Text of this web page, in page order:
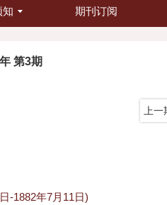
知 期刊订阅
第3期
上一
-1882年7月11日)